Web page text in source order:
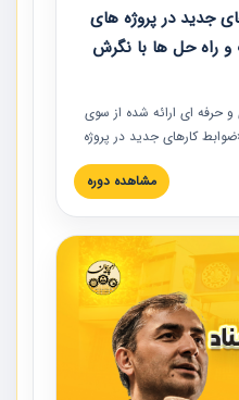
جدید در پروژه های
و راه حل ها با نگرش
و حرفه‏ ای ارائه شده از سوی
کارهای جدید در پروژه
راه حل ها با نگرش قراردادی
ساختمانی کشور ارائه شد.
ارائه شده است.
مشاهده دوره